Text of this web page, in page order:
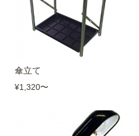
傘立て
¥1,320〜